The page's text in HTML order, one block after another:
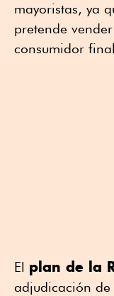
mayoristas, ya
pretende
consumidor
El plan de la
adjudicación